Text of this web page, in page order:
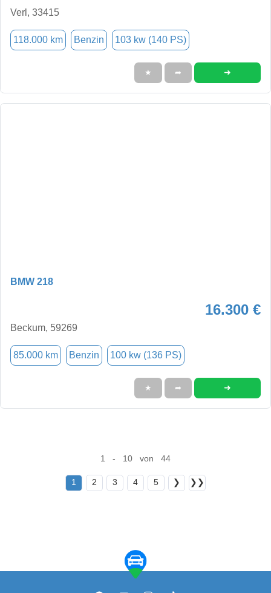
Verl, 33415
118.000 km Benzin 103 kw (140 PS)
★ ➦ ➜
BMW 218
16.300 €
Beckum, 59269
85.000 km Benzin 100 kw (136 PS)
★ ➦ ➜
1 - 10 von 44
1 2 3 4 5 ❯ ❯❯